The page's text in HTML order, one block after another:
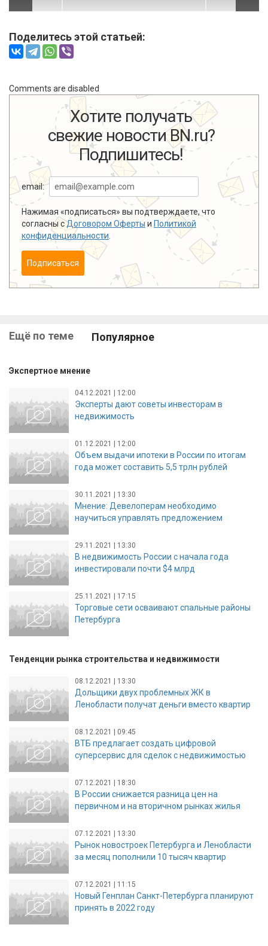
Поделитесь этой статьей:
Comments are disabled
Хотите получать
свежие новости BN.ru?
Подпишитесь!
email:
Нажимая «подписаться» вы подтверждаете, что
согласны сДоговором Оферты и Политикой
конфиденциальности
Подписаться
Ещё по теме Популярное
Экспертное мнение
04.12.2021 | 12:00
Эксперты дают советы инвесторам в
недвижимость
01.12.2021 | 12:00
Объем выдачи ипотеки в России по итогам
года может составить 5,5 трлн рублей
30.11.2021 | 13:30
Мнение: Девелоперам необходимо
научиться управлять предложением
29.11.2021 | 13:30
В недвижимость России с начала года
инвестировали почти $4 млрд
25.11.2021 | 17:15
Торговые сети осваивают спальные районы
Петербурга
Тенденции рынка строительства и недвижимости
08.12.2021 | 13:30
Дольщики двух проблемных ЖК в
Ленобласти получат деньги вместо квартир
08.12.2021 | 09:45
ВТБ предлагает создать цифровой
суперсервис для сделок с недвижимостью
07.12.2021 | 18:30
В России снижается разница цен на
первичном и на вторичном рынках жилья
07.12.2021 | 13:30
Рынок новостроек Петербурга и Ленобласти
за месяц пополнили 10 тысяч квартир
07.12.2021 | 11:15
Новый Генплан Санкт-Петербурга планируют
принять в 2022 году